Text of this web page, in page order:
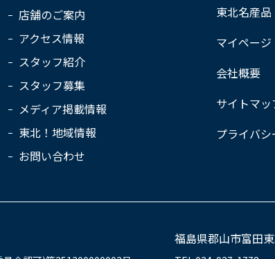
店舗のご案内
アクセス情報
スタッフ紹介
スタッフ募集
メディア掲載情報
東北！地域情報
お問い合わせ
東北名産
マイページ
会社概要
サイトマッ
プライバ
福島県郡山市富田